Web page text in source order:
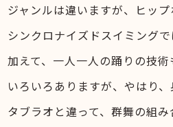
ジャンルは違いますが、ヒッ
シンクロナイズドスイミング
加えて、一人一人の踊りの技術
いろいろありますが、やはり
タブラオと違って、群舞の組